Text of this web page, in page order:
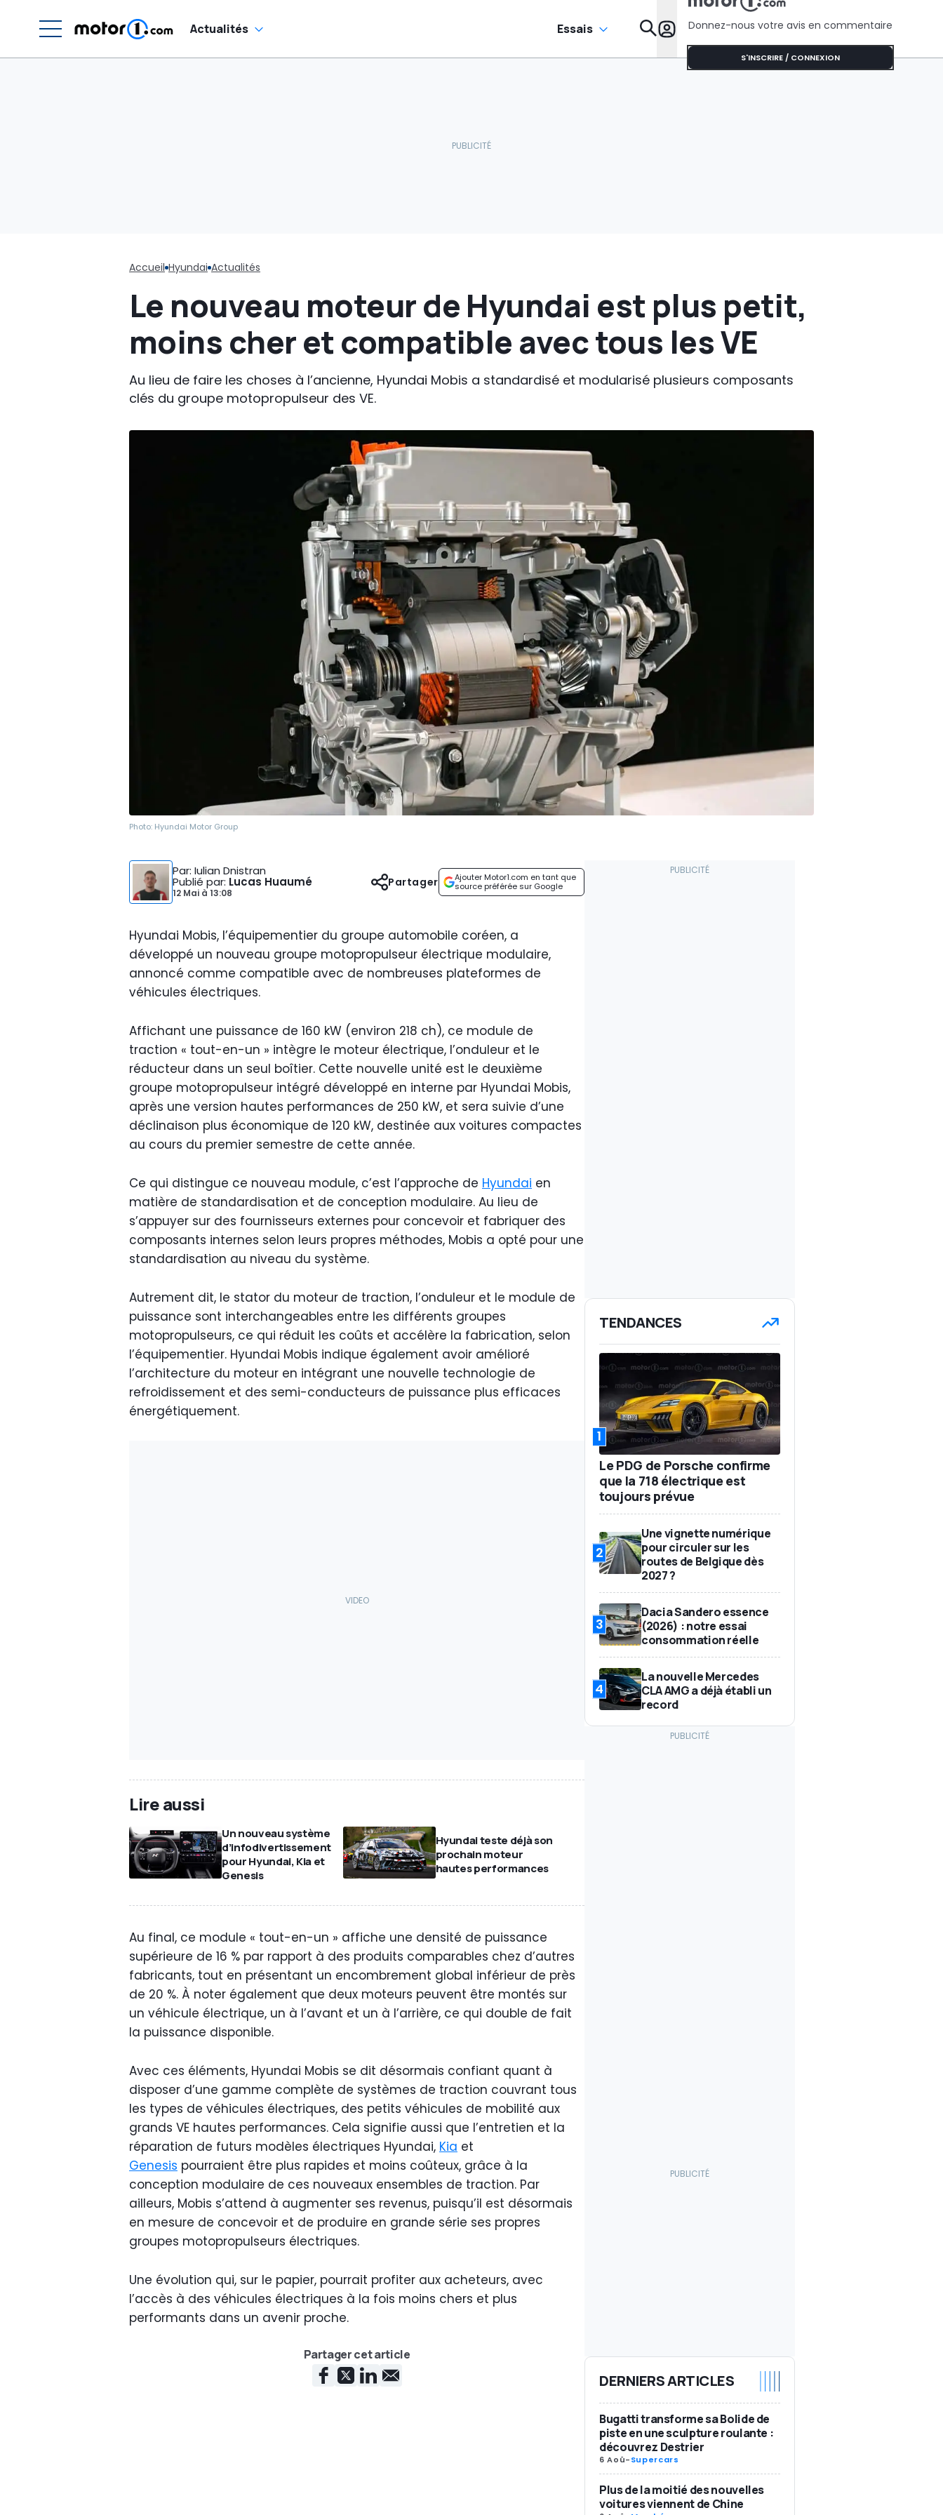
Actualités Essais Donnez-nous votre avis en commentaire
S'INSCRIRE / CONNEXION
Accueil Hyundai Actualités
Le nouveau moteur de Hyundai est plus petit,
moins cher et compatible avec tous les VE
Au lieu de faire les choses à l’ancienne, Hyundai Mobis a standardisé et modularisé plusieurs composants
clés du groupe motopropulseur des VE.
Photo: Hyundai Motor Group
Par: Iulian Dnistran
Publié par: Lucas Huaumé
12 Mai à 13:08
Ajouter Motor1.com en tant que
source préférée sur Google
Partager
Hyundai Mobis, l’équipementier du groupe automobile coréen, a
développé un nouveau groupe motopropulseur électrique modulaire,
annoncé comme compatible avec de nombreuses plateformes de
véhicules électriques.
Affichant une puissance de 160 kW (environ 218 ch), ce module de
traction « tout-en-un » intègre le moteur électrique, l’onduleur et le
réducteur dans un seul boîtier. Cette nouvelle unité est le deuxième
groupe motopropulseur intégré développé en interne par Hyundai Mobis,
après une version hautes performances de 250 kW, et sera suivie d’une
déclinaison plus économique de 120 kW, destinée aux voitures compactes
au cours du premier semestre de cette année.
Ce qui distingue ce nouveau module, c’est l’approche de Hyundai en
matière de standardisation et de conception modulaire. Au lieu de
s’appuyer sur des fournisseurs externes pour concevoir et fabriquer des
composants internes selon leurs propres méthodes, Mobis a opté pour une
standardisation au niveau du système.
Autrement dit, le stator du moteur de traction, l’onduleur et le module de
puissance sont interchangeables entre les différents groupes
motopropulseurs, ce qui réduit les coûts et accélère la fabrication, selon
l’équipementier. Hyundai Mobis indique également avoir amélioré
l’architecture du moteur en intégrant une nouvelle technologie de
refroidissement et des semi-conducteurs de puissance plus efficaces
énergétiquement.
Lire aussi
Un nouveau système
d’infodivertissement
pour Hyundai, Kia et
Genesis
Hyundai teste déjà son
prochain moteur
hautes performances
Au final, ce module « tout-en-un » affiche une densité de puissance
supérieure de 16 % par rapport à des produits comparables chez d’autres
fabricants, tout en présentant un encombrement global inférieur de près
de 20 %. À noter également que deux moteurs peuvent être montés sur
un véhicule électrique, un à l’avant et un à l’arrière, ce qui double de fait
la puissance disponible.
Avec ces éléments, Hyundai Mobis se dit désormais confiant quant à
disposer d’une gamme complète de systèmes de traction couvrant tous
les types de véhicules électriques, des petits véhicules de mobilité aux
grands VE hautes performances. Cela signifie aussi que l’entretien et la
réparation de futurs modèles électriques Hyundai, Kia et
Genesis pourraient être plus rapides et moins coûteux, grâce à la
conception modulaire de ces nouveaux ensembles de traction. Par
ailleurs, Mobis s’attend à augmenter ses revenus, puisqu’il est désormais
en mesure de concevoir et de produire en grande série ses propres
groupes motopropulseurs électriques.
Une évolution qui, sur le papier, pourrait profiter aux acheteurs, avec
l’accès à des véhicules électriques à la fois moins chers et plus
performants dans un avenir proche.
Partager cet article
TENDANCES
1
Le PDG de Porsche confirme
que la 718 électrique est
toujours prévue
2
Une vignette numérique
pour circuler sur les
routes de Belgique dès
2027 ?
3
Dacia Sandero essence
(2026) : notre essai
consommation réelle
4
La nouvelle Mercedes
CLA AMG a déjà établi un
record
DERNIERS ARTICLES
Bugatti transforme sa Bolide de
piste en une sculpture roulante :
découvrez Destrier
6 Aoû-Supercars
Plus de la moitié des nouvelles
voitures viennent de Chine